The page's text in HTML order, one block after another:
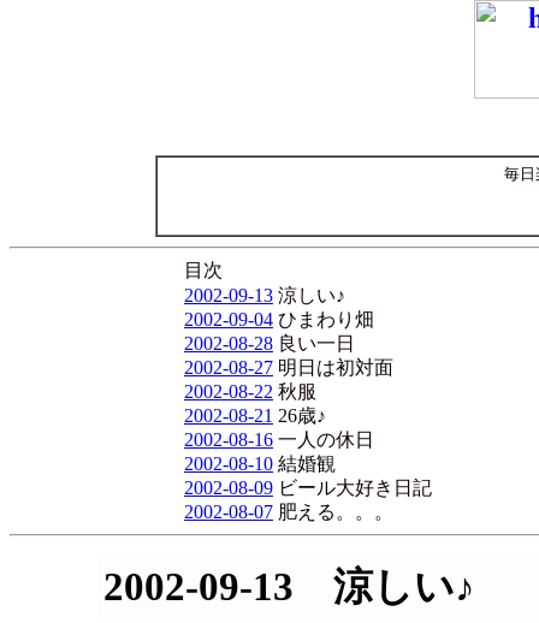
毎日
目次
2002-09-13 涼しい♪
2002-09-04 ひまわり畑
2002-08-28 良い一日
2002-08-27 明日は初対面
2002-08-22 秋服
2002-08-21 26歳♪
2002-08-16 一人の休日
2002-08-10 結婚観
2002-08-09 ビール大好き日記
2002-08-07 肥える。。。
2002-09-13 涼しい♪